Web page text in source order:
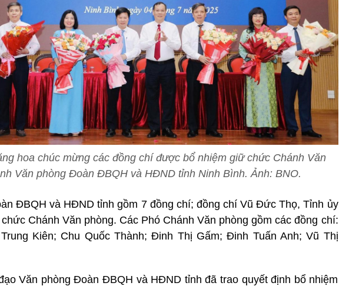
hoa chúc mừng các đồng chí được bổ nhiệm giữ chức Chánh Văn
Văn phòng Đoàn ĐBQH và HĐND tỉnh Ninh Bình. Ảnh: BNO.
ĐBQH và HĐND tỉnh gồm 7 đồng chí; đồng chí Vũ Đức Thọ, Tỉnh ủy
Chánh Văn phòng. Các Phó Chánh Văn phòng gồm các đồng chí:
Kiên; Chu Quốc Thành; Đinh Thị Gấm; Đinh Tuấn Anh; Vũ Thị
Văn phòng Đoàn ĐBQH và HĐND tỉnh đã trao quyết định bổ nhiệm